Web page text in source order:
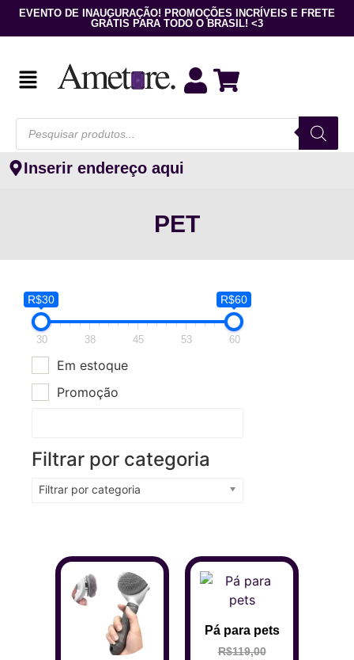
EVENTO DE INAUGURAÇÃO! PROMOÇÕES INCRÍVEIS E FRETE
GRÁTIS PARA TODO O BRASIL! <3
Inserir endereço aqui
PET
R$30 R$60
30 38 45 53 60
Em estoque
Promoção
Filtrar por categoria
Filtrar por categoria
Pá para pets
R$119,00